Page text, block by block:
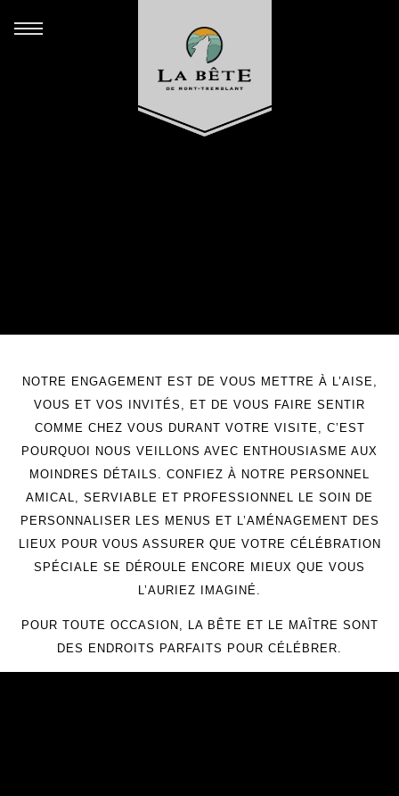
NOTRE ENGAGEMENT EST DE VOUS METTRE À L’AISE,
VOUS ET VOS INVITÉS, ET DE VOUS FAIRE SENTIR
COMME CHEZ VOUS DURANT VOTRE VISITE, C’EST
POURQUOI NOUS VEILLONS AVEC ENTHOUSIASME AUX
MOINDRES DÉTAILS. CONFIEZ À NOTRE PERSONNEL
AMICAL, SERVIABLE ET PROFESSIONNEL LE SOIN DE
PERSONNALISER LES MENUS ET L’AMÉNAGEMENT DES
LIEUX POUR VOUS ASSURER QUE VOTRE CÉLÉBRATION
SPÉCIALE SE DÉROULE ENCORE MIEUX QUE VOUS
L’AURIEZ IMAGINÉ.
POUR TOUTE OCCASION, LA BÊTE ET LE MAÎTRE SONT
DES ENDROITS PARFAITS POUR CÉLÉBRER.